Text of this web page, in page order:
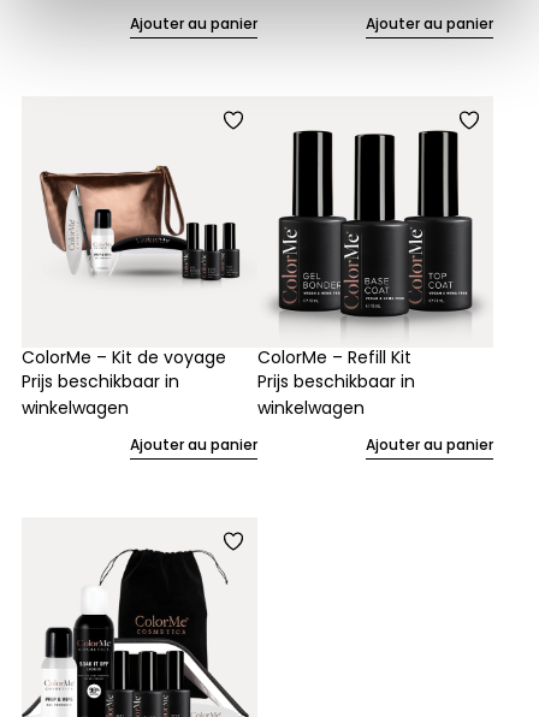
Ajouter au panier Ajouter au panier
ColorMe – Kit de voyage
Prijs beschikbaar in
winkelwagen
Ajouter au panier
ColorMe – Refill Kit
Prijs beschikbaar in
winkelwagen
Ajouter au panier